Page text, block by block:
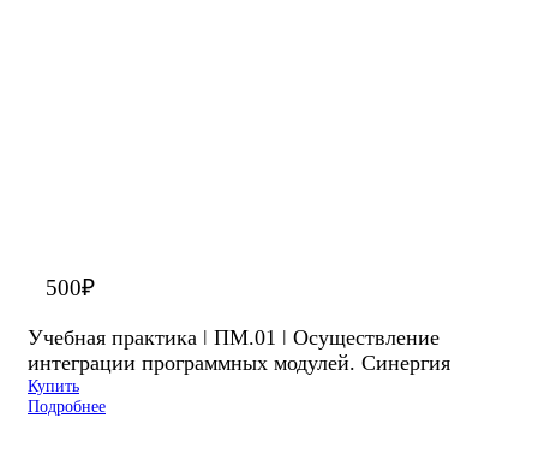
500₽
Учебная практика ǀ ПМ.01 ǀ Осуществление
интеграции программных модулей. Синергия
Купить
Подробнее